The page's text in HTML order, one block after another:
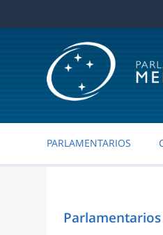
PARLAMENTARIOS
Parlamentarios